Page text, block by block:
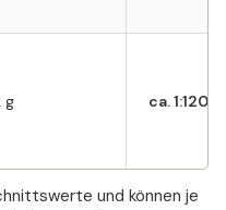
g ca. 1:120
und können je